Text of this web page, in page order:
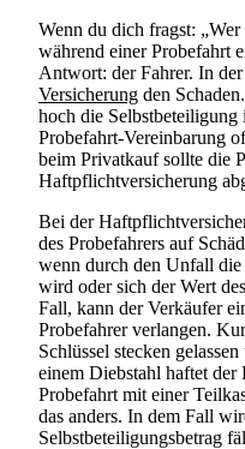
Wenn du dich fragst:
während einer Probefahrt
Antwort: der Fahrer. In
Versicherung den
hoch die
Probefahrt-Vereinbarung
beim Privatkauf sollte die
Haftpflichtversicherung
Bei der
des Probefahrers auf
wenn durch den Unfall die
wird oder sich der Wert
Fall, kann der Verkäufer
Probefahrer verlangen.
Schlüssel stecken
einem Diebstahl haftet der
Probefahrt mit einer
das anders. In dem Fall
Selbstbeteiligungsbetrag